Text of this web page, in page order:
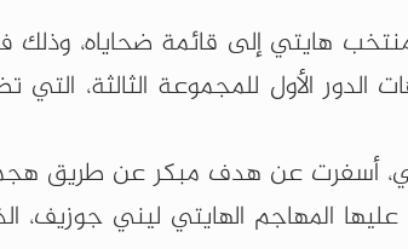
هايتي إلى قائمة ضحاياه، وذلك
الأول للمجموعة الثالثة، التي
أسفرت عن هدف مبكر عن طريق
المهاجم الهايتي ليني جوزيف،